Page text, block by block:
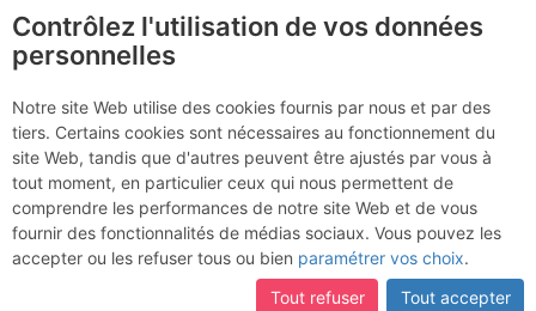
Néron : Arête N :
"Variations orientales"
France Isère Chartreuse
Contrôlez l'utilisation de vos données
personnelles
Notre site Web utilise des cookies fournis par nous et par des
tiers. Certains cookies sont nécessaires au fonctionnement du
site Web, tandis que d'autres peuvent être ajustés par vous à
tout moment, en particulier ceux qui nous permettent de
comprendre les performances de notre site Web et de vous
fournir des fonctionnalités de médias sociaux. Vous pouvez les
accepter ou les refuser tous ou bien paramétrer vos choix.
Tout refuser
Tout accepter